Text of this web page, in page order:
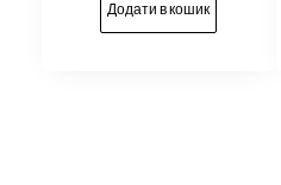
Додати в кошик